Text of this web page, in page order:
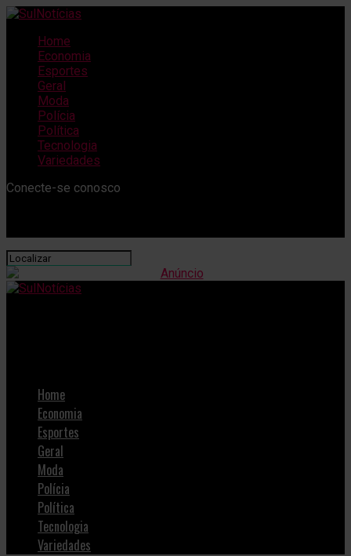
Home
Economia
Esportes
Geral
Moda
Polícia
Política
Tecnologia
Variedades
Conecte-se conosco
Home
Economia
Esportes
Geral
Moda
Polícia
Política
Tecnologia
Variedades